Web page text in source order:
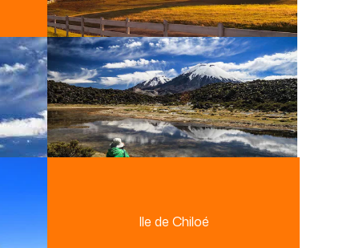
Ile de Chiloé